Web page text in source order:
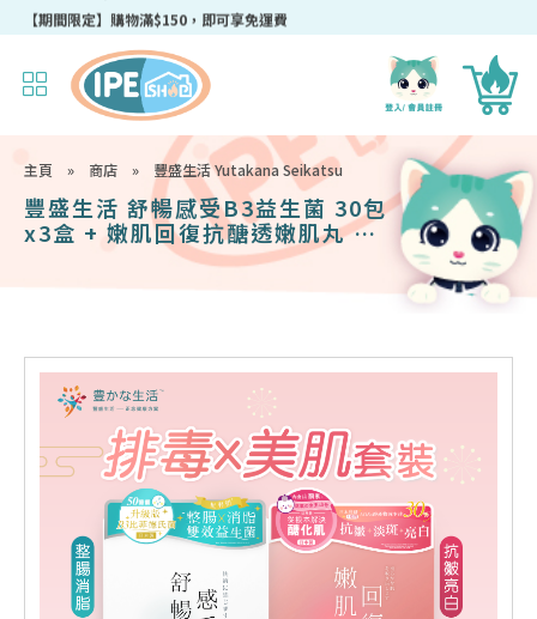
成為IPEshop會員，新會員即可獲得迎新$50購物優惠碼！
主頁 » 商店 » 豐盛生活 Yutakana Seikatsu
豐盛生活 舒暢感受B3益生菌 30包
x3盒 + 嫩肌回復抗醣透嫩肌丸 60